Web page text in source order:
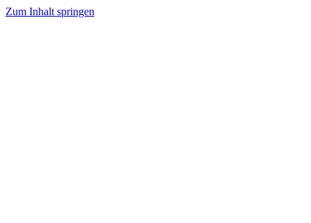
Zum Inhalt springen